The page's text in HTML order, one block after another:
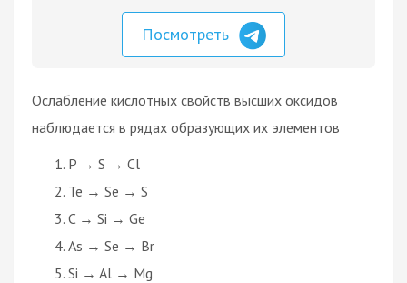
Посмотреть
Ослабление кислотных свойств высших оксидов
наблюдается в рядах образующих их элементов
P → S → Cl
Te → Se → S
C → Si → Ge
As → Se → Br
Si → Al → Mg